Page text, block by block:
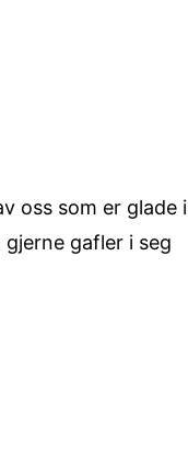
oss som er glade i
gafler i seg